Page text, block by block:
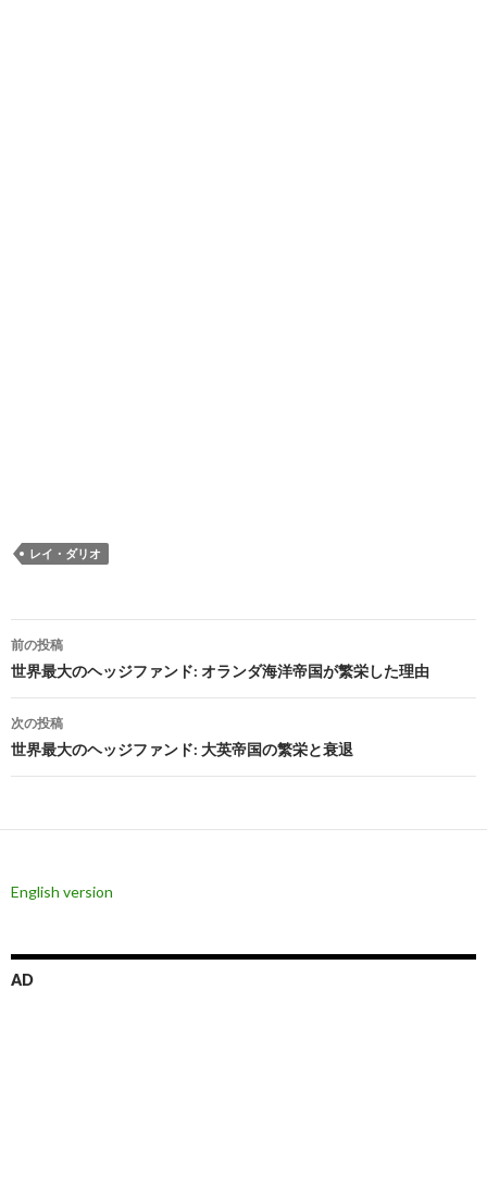
レイ・ダリオ
投
稿
ナ
ビ
ゲ
ー
ョ
前の投稿
世界最大のヘッジファンド: オランダ海洋帝国が繁栄した理由
次の投稿
世界最大のヘッジファンド: 大英帝国の繁栄と衰退
English version
AD